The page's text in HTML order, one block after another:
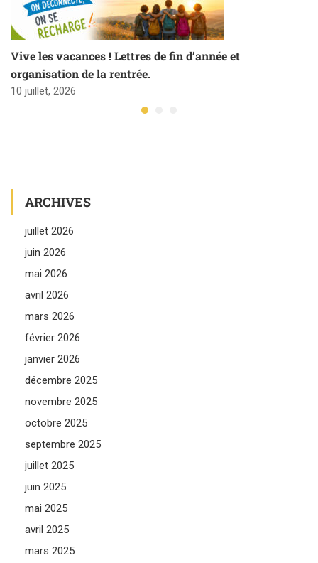
Vive les vacances ! Lettres de fin d’année et
organisation de la rentrée.
10 juillet, 2026
ARCHIVES
juillet 2026
juin 2026
mai 2026
avril 2026
mars 2026
février 2026
janvier 2026
décembre 2025
novembre 2025
octobre 2025
septembre 2025
juillet 2025
juin 2025
mai 2025
avril 2025
mars 2025